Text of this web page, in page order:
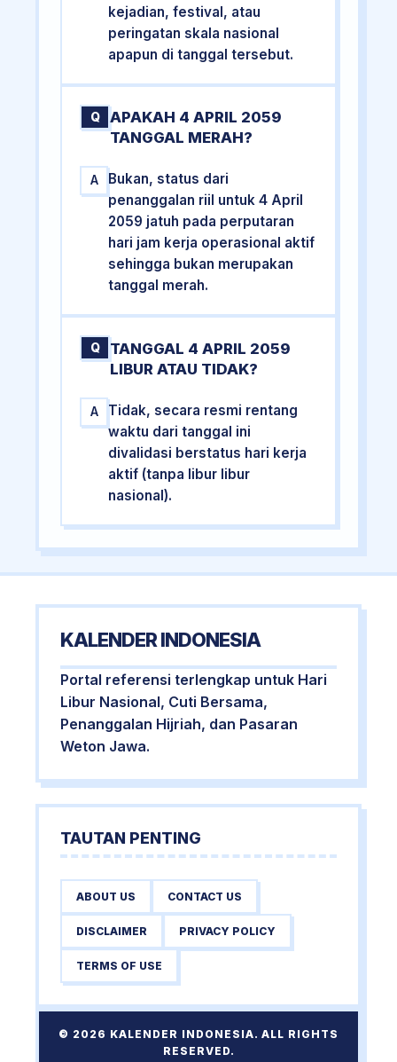
kejadian, festival, atau
peringatan skala nasional
apapun di tanggal tersebut.
Q
APAKAH 4 APRIL 2059
TANGGAL MERAH?
A
Bukan, status dari
penanggalan riil untuk 4 April
2059 jatuh pada perputaran
hari jam kerja operasional aktif
sehingga bukan merupakan
tanggal merah.
Q
TANGGAL 4 APRIL 2059
LIBUR ATAU TIDAK?
A
Tidak, secara resmi rentang
waktu dari tanggal ini
divalidasi berstatus hari kerja
aktif (tanpa libur libur
nasional).
KALENDER INDONESIA
Portal referensi terlengkap untuk Hari
Libur Nasional, Cuti Bersama,
Penanggalan Hijriah, dan Pasaran
Weton Jawa.
TAUTAN PENTING
ABOUT US CONTACT US
DISCLAIMER PRIVACY POLICY
TERMS OF USE
© 2026 KALENDER INDONESIA. ALL RIGHTS
RESERVED.